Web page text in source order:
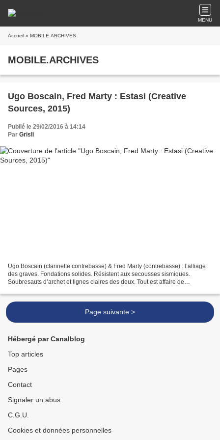
MENU
Accueil » MOBILE.ARCHIVES
MOBILE.ARCHIVES
Ugo Boscain, Fred Marty : Estasi (Creative
Sources, 2015)
Publié le 29/02/2016 à 14:14
Par Grisli
Ugo Boscain (clarinette contrebasse) & Fred Marty (contrebasse) : l’alliage
des graves. Fondations solides. Résistent aux secousses sismiques.
Soubresauts d’archet et lignes claires des deux. Tout est affaire de
Page suivante >
Hébergé par Canalblog
Top articles
Pages
Contact
Signaler un abus
C.G.U.
Cookies et données personnelles